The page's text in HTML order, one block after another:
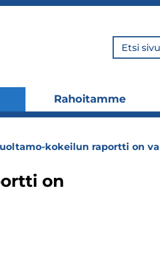
Hae
alavalikko
Rahoitamme
kokeilun raportti on
on